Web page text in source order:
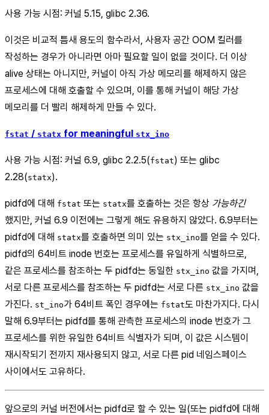
사용 가능 시점: 커널 5.15, glibc 2.36.
이것은 비교적 틈새 용도의 함수라서, 사용자 공간 OOM 킬러를
작성하는 경우가 아니라면 아마 필요할 일이 없을 것이다. 더 이상
alive 상태는 아니지만, 커널이 아직 가상 메모리를 해제하지 않은
프로세스에 대해 호출할 수 있으며, 이를 통해 커널이 해당 가상
메모리를 더 빨리 해제하게 만들 수 있다.
fstat / statx for meaningful stx_ino
사용 가능 시점: 커널 6.9, glibc 2.2.5(fstat) 또는 glibc
2.28(statx).
pidfd에 대해 fstat 또는 statx를 호출하는 것은 항상 가능하긴
했지만, 커널 6.9 이전에는 그렇게 해도 유용하지 않았다. 6.9부터는
pidfd에 대해 statx를 호출하면 의미 있는 stx_ino를 얻을 수 있다.
pidfd의 64비트 inode 번호는 프로세스를 유일하게 식별하므로,
같은 프로세스를 참조하는 두 pidfd는 동일한 stx_ino 값을 가지며,
서로 다른 프로세스를 참조하는 두 pidfd는 서로 다른 stx_ino 값을
가진다. st_ino가 64비트 폭인 경우에는 fstat 도 마찬가지다. 다시
말해 6.9부터는 pidfd를 통해 관측한 프로세스의 inode 번호가 그
프로세스를 위한 유일한 64비트 식별자가 되며, 이 값은 시스템이
재시작되기 전까지 재사용되지 않고, 서로 다른 pid 네임스페이스
사이에서도 고유하다.
앞으로의 커널 버전에서는 pidfd로 할 수 있는 일(또는 pidfd에 대해